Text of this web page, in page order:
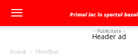
- Publicitate -
Header ad
Acasă Handbal